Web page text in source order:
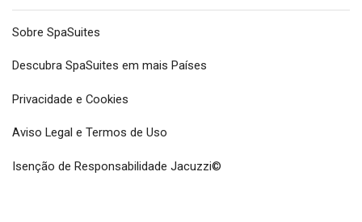
Sobre SpaSuites
Descubra SpaSuites em mais Países
Privacidade e Cookies
Aviso Legal e Termos de Uso
Isenção de Responsabilidade Jacuzzi©